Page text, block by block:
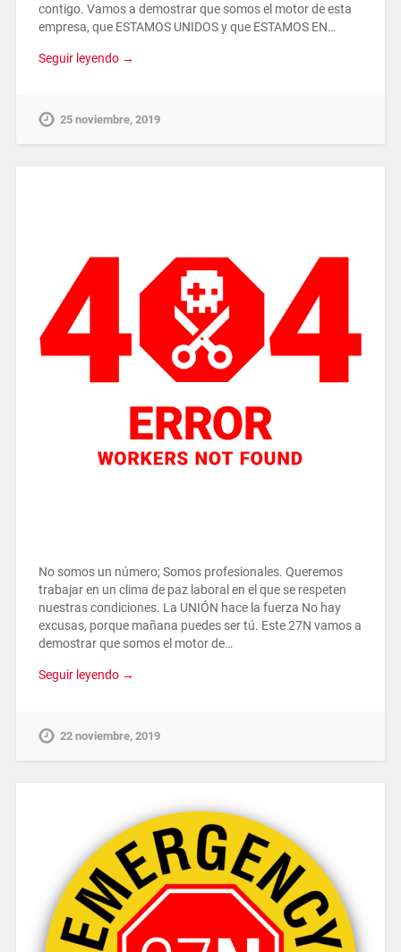
contigo. Vamos a demostrar que somos el motor de esta
empresa, que ESTAMOS UNIDOS y que ESTAMOS EN…
Seguir leyendo →
25 noviembre, 2019
No somos un número; Somos profesionales. Queremos
trabajar en un clima de paz laboral en el que se respeten
nuestras condiciones. La UNIÓN hace la fuerza No hay
excusas, porque mañana puedes ser tú. Este 27N vamos a
demostrar que somos el motor de…
Seguir leyendo →
22 noviembre, 2019